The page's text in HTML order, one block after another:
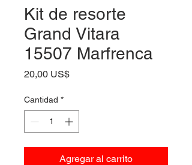
Kit de resorte
Grand Vitara
15507 Marfrenca
20,00 US$Precio
Cantidad *
Agregar al carrito